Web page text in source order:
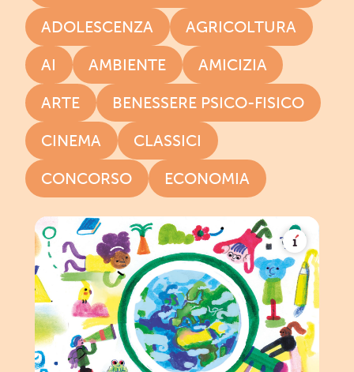
ADOLESCENZA
AGRICOLTURA
AI
AMBIENTE
AMICIZIA
ARTE
BENESSERE PSICO-FISICO
CINEMA
CLASSICI
CONCORSO
ECONOMIA